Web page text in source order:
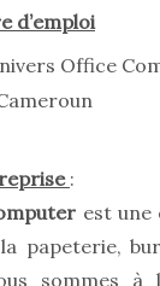
d’emploi
Office
:
est une
papeterie,
sommes à